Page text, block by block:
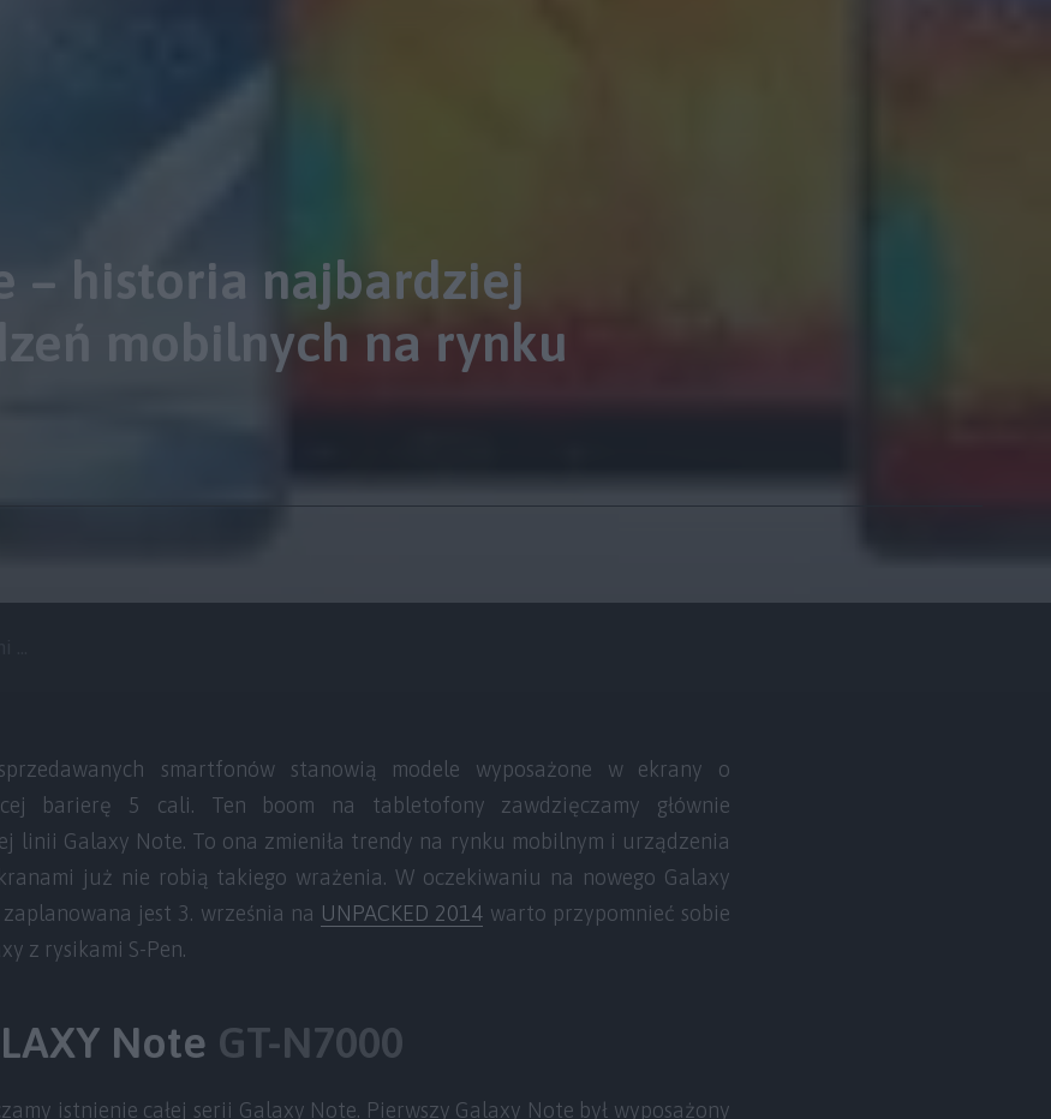
– historia najbardziej
mobilnych na rynku
smartfonów stanowią modele wyposażone w ekrany o
barierę 5 cali. Ten boom na tabletofony zawdzięczamy głównie
linii Galaxy Note. To ona zmieniła trendy na rynku mobilnym i urządzenia
już nie robią takiego wrażenia. W oczekiwaniu na nowego Galaxy
jest 3. września na UNPACKED 2014 warto przypomnieć sobie
z rysikami S-Pen.
Note GT-N7000
istnienie całej serii Galaxy Note. Pierwszy Galaxy Note był wyposażony